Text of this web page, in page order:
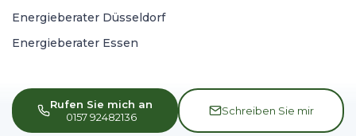
Rufen Sie mich an
0157 92482136
Schreiben Sie mir
Energieberater Düsseldorf
Energieberater Essen